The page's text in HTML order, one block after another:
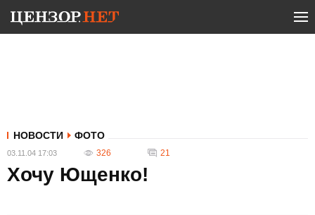
НОВОСТИ ФОТО
03.11.04 17:03 326 21
Хочу Ющенко!